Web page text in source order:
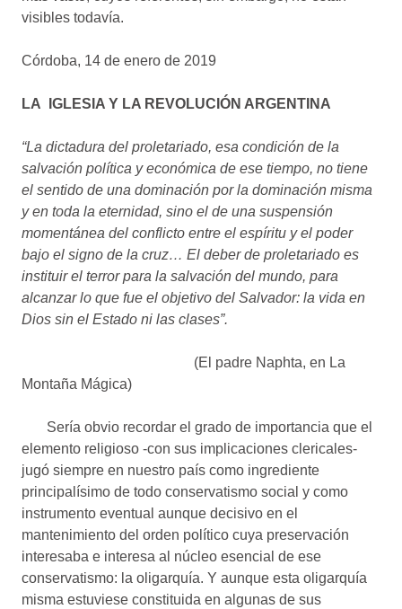
visibles todavía.
Córdoba, 14 de enero de 2019
LA IGLESIA Y LA REVOLUCIÓN ARGENTINA
“La dictadura del proletariado, esa condición de la
salvación política y económica de ese tiempo, no tiene
el sentido de una dominación por la dominación misma
y en toda la eternidad, sino el de una suspensión
momentánea del conflicto entre el espíritu y el poder
bajo el signo de la cruz… El deber de proletariado es
instituir el terror para la salvación del mundo, para
alcanzar lo que fue el objetivo del Salvador: la vida en
Dios sin el Estado ni las clases”.
(El padre Naphta, en La
Montaña Mágica)
Sería obvio recordar el grado de importancia que el
elemento religioso -con sus implicaciones clericales-
jugó siempre en nuestro país como ingrediente
principalísimo de todo conservatismo social y como
instrumento eventual aunque decisivo en el
mantenimiento del orden político cuya preservación
interesaba e interesa al núcleo esencial de ese
conservatismo: la oligarquía. Y aunque esta oligarquía
misma estuviese constituida en algunas de sus